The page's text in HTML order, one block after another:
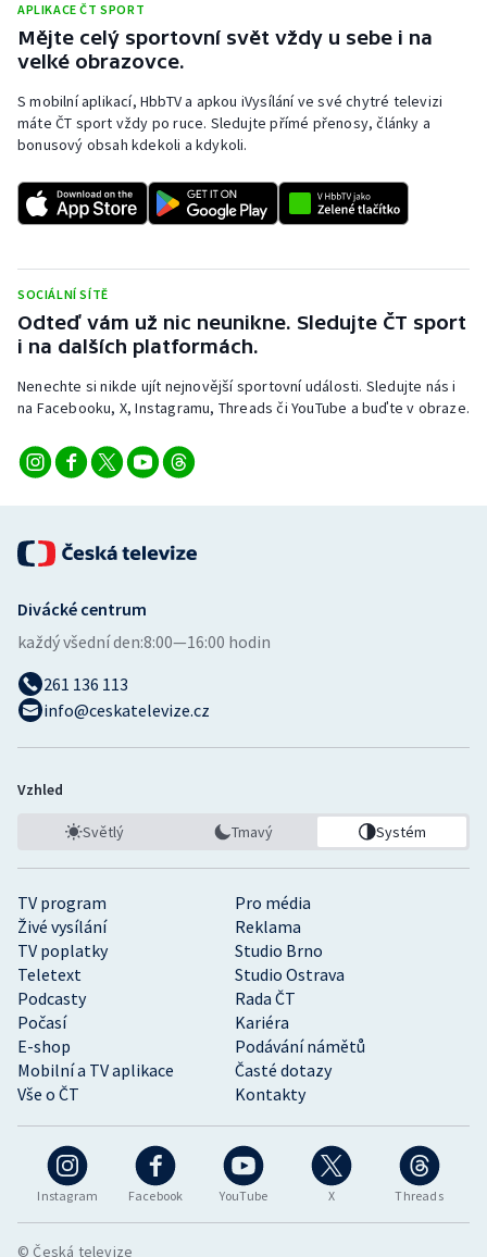
Volejbal
Ostatní
APLIKACE ČT SPORT
Mějte celý sportovní svět vždy u sebe i na
velké obrazovce.
S mobilní aplikací, HbbTV a apkou iVysílání ve své chytré televizi
máte ČT sport vždy po ruce. Sledujte přímé přenosy, články a
bonusový obsah kdekoli a kdykoli.
SOCIÁLNÍ SÍTĚ
Odteď vám už nic neunikne. Sledujte ČT sport
i na dalších platformách.
Nenechte si nikde ujít nejnovější sportovní události. Sledujte nás i
na Facebooku, X, Instagramu, Threads či YouTube a buďte v obraze.
Instagram Facebook YouTube X Threads
TV program
Pro média
Živé vysílání
Reklama
TV poplatky
Studio Brno
Teletext
Studio Ostrava
Podcasty
Rada ČT
Počasí
Kariéra
E-shop
Podávání námětů
Mobilní a TV aplikace
Časté dotazy
Vše o ČT
Kontakty
Divácké centrum
každý všední den:8:00—16:00 hodin
261 136 113
info@ceskatelevize.cz
Vzhled
Světlý Tmavý Systém
© Česká televize